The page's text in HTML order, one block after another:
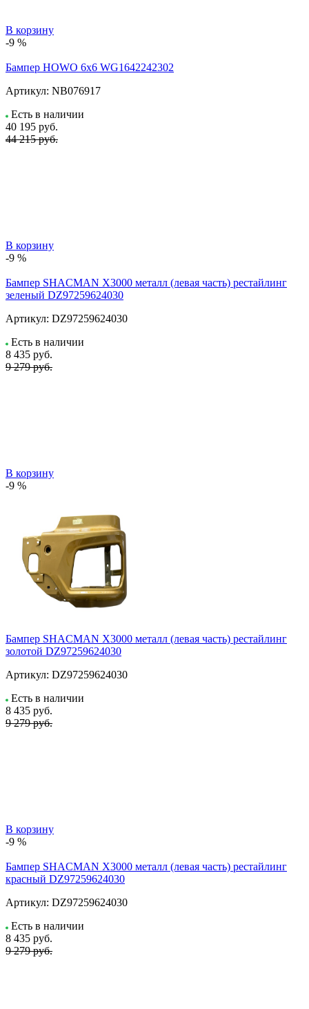
В корзину
-9 %
Бампер HOWO 6х6 WG1642242302
Артикул: NB076917
Есть в наличии
40 195 руб.
44 215 руб.
В корзину
-9 %
Бампер SHACMAN X3000 металл (левая часть) рестайлинг
зеленый DZ97259624030
Артикул: DZ97259624030
Есть в наличии
8 435 руб.
9 279 руб.
В корзину
-9 %
Бампер SHACMAN X3000 металл (левая часть) рестайлинг
золотой DZ97259624030
Артикул: DZ97259624030
Есть в наличии
8 435 руб.
9 279 руб.
В корзину
-9 %
Бампер SHACMAN X3000 металл (левая часть) рестайлинг
красный DZ97259624030
Артикул: DZ97259624030
Есть в наличии
8 435 руб.
9 279 руб.